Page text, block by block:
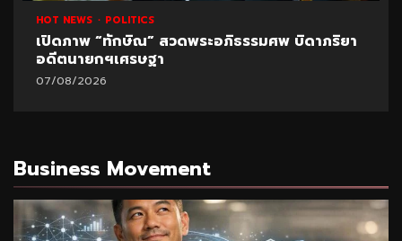
HOT NEWS POLITICS
เปิดภาพ “ทักษิณ” สวดพระอภิธรรมศพ บิดาภริยา
อดีตนายกฯเศรษฐา
07/08/2026
Business Movement